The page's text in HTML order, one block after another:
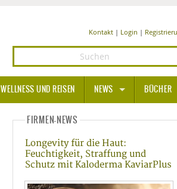
Kontakt| Login |
WELLNESS UND REISEN NEWS
MEDIZIN UND PHARMA
BÜCHER
FIRMEN-NEWS
Longevity für die Haut:
Feuchtigkeit, Straffung und
Schutz mit Kaloderma KaviarPlus